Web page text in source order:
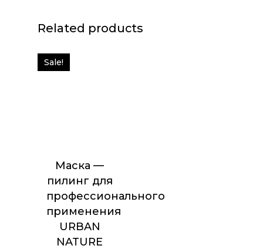
Related products
Sale!
Маска —
пилинг для
профессионального
применения
URBAN
NATURE